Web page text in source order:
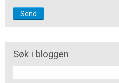
Søk i bloggen